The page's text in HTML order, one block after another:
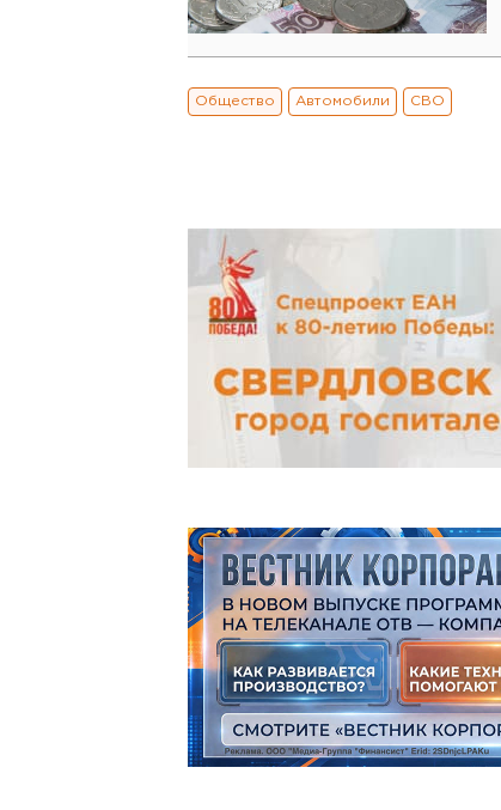
Общество Автомобили СВО